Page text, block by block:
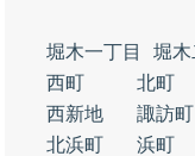
堀木一丁目 堀木
西町
北町
西新地
諏訪町
北浜町
浜町